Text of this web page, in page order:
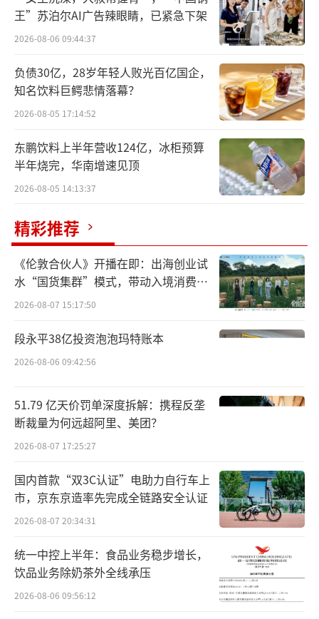
利润持续下滑，业绩增长乏力
受消费电子行业整体低迷、PC终端市场需
求萎缩等因素影响，信音电子已连续四年出现
净利润下滑，企业经营面临自上市以来最严峻
的挑战。
此前几年，全球PC市场一直处于调整周
期，出货量连年承压，传统消费电子连接器行
业进入存量竞争阶段，行业竞争日趋激烈。由
于信音电子的业务结构较为单一，缺乏新的业
绩增长点，赛道布局单一的短板被放大，单纯
依靠原有业务的内生增长恐难以突破发展瓶
颈，业绩下行压力不断加大。
续四年下滑，2021年至2025年，该公司归母净
利润分别为1.04亿元、0.96亿元、0.73亿元、0.
70亿元、0.62亿元。这期间，信音电子似乎已
经走入了一条死胡同，利润规模逐年缩水，增
长乏力问题凸显。
在传统主业增长见顶、行业竞争白热化的
双重压力下，单一业务布局的局限性彻底暴
露，企业发展陷入停滞，寻求全新破局路径成
并购破局，双赛道成效显现
王”苏泊尔AI广告辣眼睛，已紧急下架
2026-08-06 09:44:37
负债30亿，28岁年轻人败光百亿国企，
知名饮料巨鳄悲情落幕？
2026-08-05 17:14:52
东鹏饮料上半年营收124亿，冰柜预算
半年烧完，华南增速见顶
2026-08-05 14:13:37
精彩推荐
《伦敦合伙人》开播在即：出海创业试
水“国货集群”模式，带动入境消费反
向种草
2026-08-07 15:17:50
段永平38亿投资泡泡玛特账本
2026-08-06 09:42:56
51.79 亿天价罚单深度拆解：携程反垄
断裁量为何远超阿里、美团？
2026-08-07 17:25:27
国内首款“双3C认证”电助力自行车上
市，京东京造率先完成全链路安全认证
2026-08-07 20:34:31
统一中控上半年：食品业务稳步增长，
饮品业务除奶茶外全线承压
2026-08-06 09:56:12